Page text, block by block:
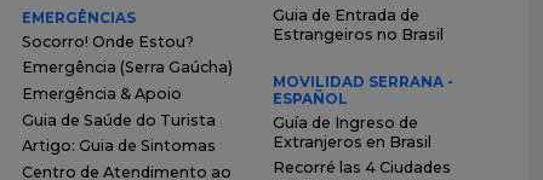
EMERGÊNCIAS
Socorro! Onde Estou?
Emergência (Serra Gaúcha)
Emergência & Apoio
Guia de Saúde do Turista
Artigo: Guia de Sintomas
Centro de Atendimento ao
Guia de Entrada de
Estrangeiros no Brasil
MOVILIDAD SERRANA -
ESPAÑOL
Guía de Ingreso de
Extranjeros en Brasil
Recorré las 4 Ciudades